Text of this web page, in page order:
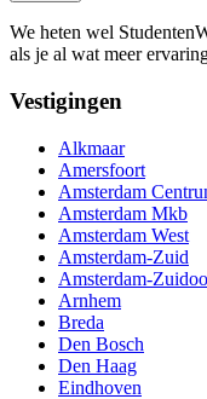
We heten wel
als je al wat meer
Vestigingen
Alkmaar
Amersfoort
Amsterdam
Amsterdam Mkb
Amsterdam West
Amsterdam-Zuid
Amsterdam-
Arnhem
Breda
Den Bosch
Den Haag
Eindhoven